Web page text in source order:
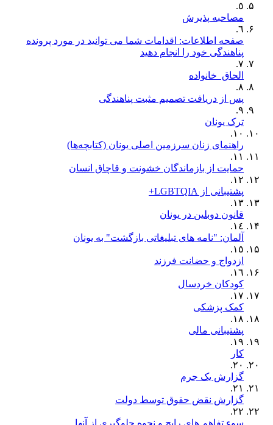
٥.
مصاحبه پذیرش
٦.
صفحه اطلاعات: اقدامات شما می توانید در مورد پرونده
پناهندگی خود را انجام دهید
٧.
الحاق خانواده
٨.
پس از دریافت تصمیم مثبت پناهندگی
٩.
ترک یونان
١٠.
راهنمای زنان سرزمین اصلی یونان (کتابچه‌ها)
١١.
حمایت از بازماندگان خشونت و قاچاق انسان
١٢.
پشتیبانی از LGBTQIA+
١٣.
قانون دوبلین در یونان
١٤.
آلمان: "نامه های تبلیغاتی بازگشت" به یونان
١٥.
ازدواج و حضانت فرزند
١٦.
کودکان خردسال
١٧.
کمک پزشکی
١٨.
پشتیبانی مالی
١٩.
کار
٢٠.
گزارش یک جرم
٢١.
گزارش نقض حقوق توسط دولت
٢٢.
سوء تفاهم های رایج و نحوه جلوگیری از آنها